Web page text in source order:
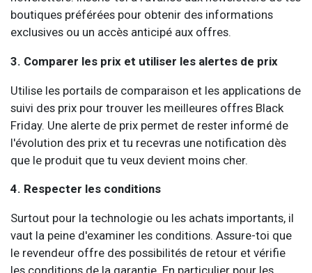
boutiques préférées pour obtenir des informations
exclusives ou un accès anticipé aux offres.
3. Comparer les prix et utiliser les alertes de prix
Utilise les portails de comparaison et les applications de
suivi des prix pour trouver les meilleures offres Black
Friday. Une alerte de prix permet de rester informé de
l'évolution des prix et tu recevras une notification dès
que le produit que tu veux devient moins cher.
4. Respecter les conditions
Surtout pour la technologie ou les achats importants, il
vaut la peine d'examiner les conditions. Assure-toi que
le revendeur offre des possibilités de retour et vérifie